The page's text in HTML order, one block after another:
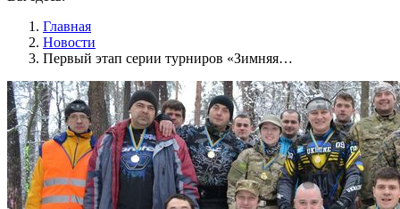
Главная
Новости
Первый этап серии турниров «Зимняя…